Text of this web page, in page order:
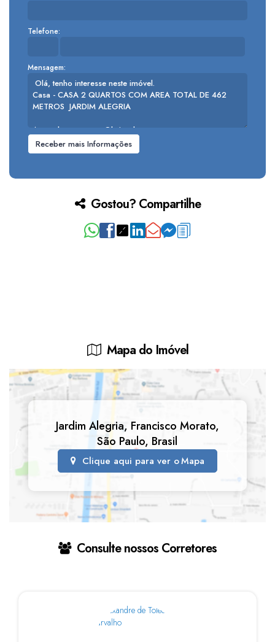
Telefone:
Mensagem:
Gostou? Compartilhe
Mapa do Imóvel
Jardim Alegria, Francisco Morato,
São Paulo, Brasil
Clique aqui para ver oMapa
Consulte nossos Corretores